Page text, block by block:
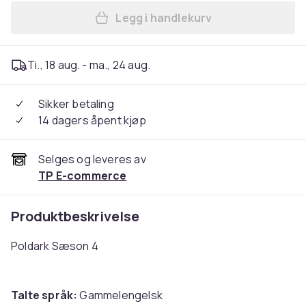
Legg Poldark Sæson 4 i
Legg i handlekurv
Ti., 18 aug. - ma., 24 aug.
Sikker betaling
14 dagers åpent kjøp
Selges og leveres av
TP E-commerce
Produktbeskrivelse
Poldark Sæson 4
Talte språk: Gammelengelsk